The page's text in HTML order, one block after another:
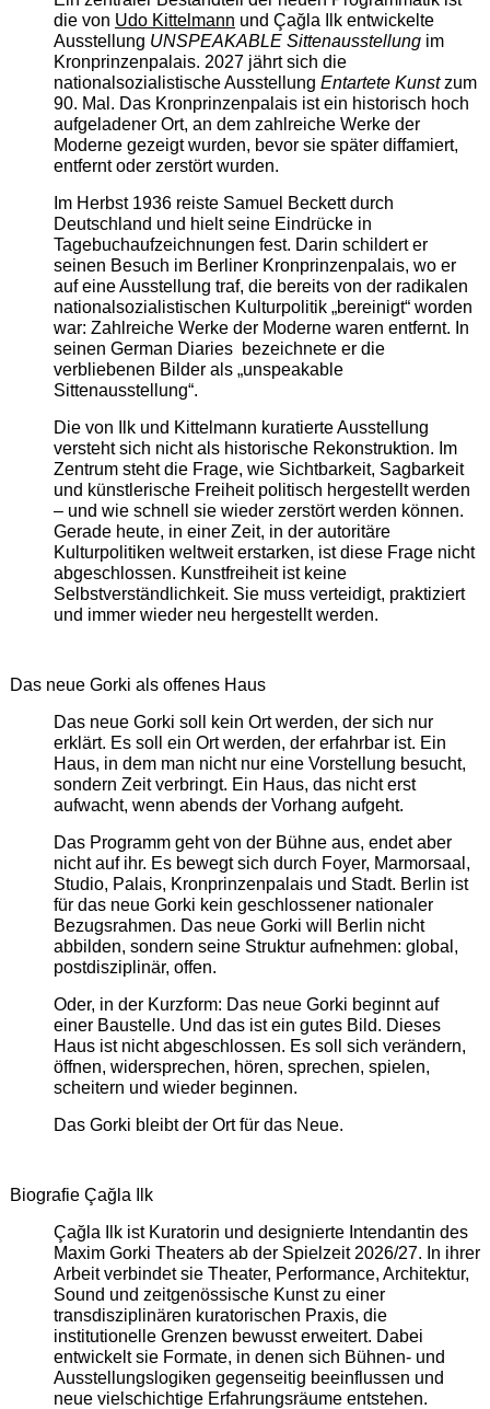
die von Udo Kittelmann und Çağla Ilk entwickelte
Ausstellung UNSPEAKABLE Sittenausstellungim
Kronprinzenpalais. 2027 jährt sich die
nationalsozialistische Ausstellung Entartete Kunstzum
90. Mal. Das Kronprinzenpalais ist ein historisch hoch
aufgeladener Ort, an dem zahlreiche Werke der
Moderne gezeigt wurden, bevor sie später diffamiert,
entfernt oder zerstört wurden.
Im Herbst 1936 reiste Samuel Beckett durch
Deutschland und hielt seine Eindrücke in
Tagebuchaufzeichnungen fest. Darin schildert er
seinen Besuch im Berliner Kronprinzenpalais, wo er
auf eine Ausstellung traf, die bereits von der radikalen
nationalsozialistischen Kulturpolitik „bereinigt“ worden
war: Zahlreiche Werke der Moderne waren entfernt. In
seinen German Diaries bezeichnete er die
verbliebenen Bilder als „unspeakable
Sittenausstellung“.
Die von Ilk und Kittelmann kuratierte Ausstellung
versteht sich nicht als historische Rekonstruktion. Im
Zentrum steht die Frage, wie Sichtbarkeit, Sagbarkeit
und künstlerische Freiheit politisch hergestellt werden
– und wie schnell sie wieder zerstört werden können.
Gerade heute, in einer Zeit, in der autoritäre
Kulturpolitiken weltweit erstarken, ist diese Frage nicht
abgeschlossen. Kunstfreiheit ist keine
Selbstverständlichkeit. Sie muss verteidigt, praktiziert
und immer wieder neu hergestellt werden.
Das neue Gorki als offenes Haus
Das neue Gorki soll kein Ort werden, der sich nur
erklärt. Es soll ein Ort werden, der erfahrbar ist. Ein
Haus, in dem man nicht nur eine Vorstellung besucht,
sondern Zeit verbringt. Ein Haus, das nicht erst
aufwacht, wenn abends der Vorhang aufgeht.
Das Programm geht von der Bühne aus, endet aber
nicht auf ihr. Es bewegt sich durch Foyer, Marmorsaal,
Studio, Palais, Kronprinzenpalais und Stadt. Berlin ist
für das neue Gorki kein geschlossener nationaler
Bezugsrahmen. Das neue Gorki will Berlin nicht
abbilden, sondern seine Struktur aufnehmen: global,
postdisziplinär, offen.
Oder, in der Kurzform: Das neue Gorki beginnt auf
einer Baustelle. Und das ist ein gutes Bild. Dieses
Haus ist nicht abgeschlossen. Es soll sich verändern,
öffnen, widersprechen, hören, sprechen, spielen,
scheitern und wieder beginnen.
Das Gorki bleibt der Ort für das Neue.
Biografie Çağla Ilk
Çağla Ilk ist Kuratorin und designierte Intendantin des
Maxim Gorki Theaters ab der Spielzeit 2026/27. In ihrer
Arbeit verbindet sie Theater, Performance, Architektur,
Sound und zeitgenössische Kunst zu einer
transdisziplinären kuratorischen Praxis, die
institutionelle Grenzen bewusst erweitert. Dabei
entwickelt sie Formate, in denen sich Bühnen- und
Ausstellungslogiken gegenseitig beeinflussen und
neue vielschichtige Erfahrungsräume entstehen.